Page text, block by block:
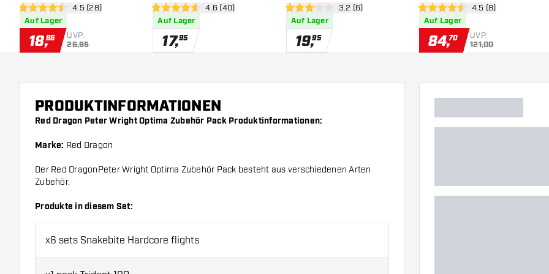
Bewertungsbereich öffnen
4.5 Bewertungssterne
4.5 (28)
Auf Lager
18,86 UVP:
26,95
Bewertungsbereich öffnen
4.6 Bewertungssterne
4.6 (40)
Auf Lager
17,95
Bewertungsbereich öffnen
3.2 Bewertungssterne
3.2 (6)
Auf Lager
19,95
Bewertungsbereich
4.5 Bewertungssterne
4.5 (8)
Auf Lager
84,70 UVP:
121,00
PRODUKTINFORMATIONEN
Red Dragon Peter Wright Optima Zubehör Pack Produktinformationen:
Marke: Red Dragon
Der Red DragonPeter Wright Optima Zubehör Pack besteht aus verschiedenen Arten
Zubehör.
Produkte in diesem Set:
x6 sets Snakebite Hardcore flights